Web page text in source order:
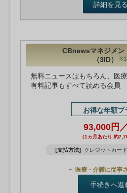
詳細を見る
CBnewsマネジメン
（3ID）
※1
無料ニュースはもちろん、医
有料記事もすべて読める会員
お得な年額プ
93,000円
（1ヵ月あたり 約
[支払方法] クレジットカー
医療・介護に従事
手続きへ進